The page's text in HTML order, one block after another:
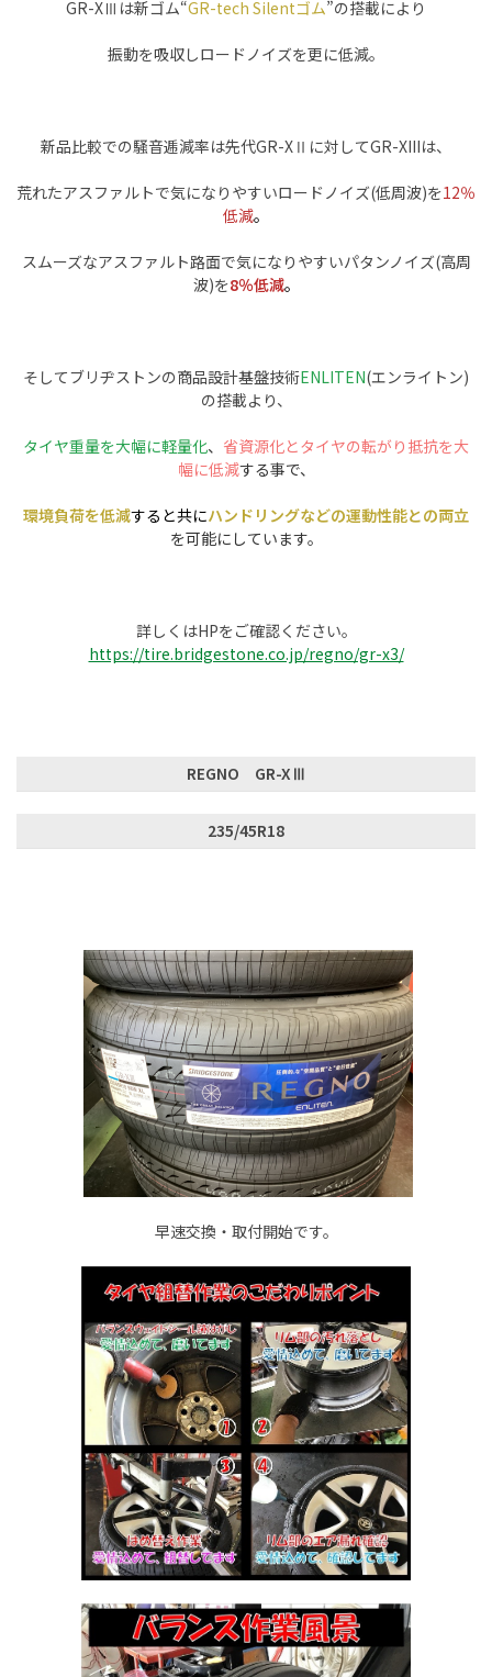
GR-XⅢは新ゴム“GR-tech Silentゴム”の搭載により
振動を吸収しロードノイズを更に低減。
新品比較での騒音逓減率は先代GR-XⅡに対してGR-XIIIは、
荒れたアスファルトで気になりやすいロードノイズ(低周波)を12％
低減。
スムーズなアスファルト路面で気になりやすいパタンノイズ(高周
波)を8％低減。
そしてブリヂストンの商品設計基盤技術ENLITEN(エンライトン)
の搭載より、
タイヤ重量を大幅に軽量化、 省資源化とタイヤの転がり抵抗を大
幅に低減する事で、
環境負荷を低減すると共にハンドリングなどの運動性能との両立
を可能にしています。
詳しくはHPをご確認ください。
https://tire.bridgestone.co.jp/regno/gr-x3/
REGNO GR-XⅢ
235/45R18
早速交換・取付開始です。